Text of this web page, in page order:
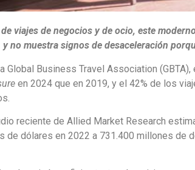
viajes de negocios y de ocio, este
y no muestra signos de desaceleración
Global Business Travel Association
en 2024 que en 2019, y el 42% de los
reciente de Allied Market Research
de dólares en 2022 a 731.400 millones de